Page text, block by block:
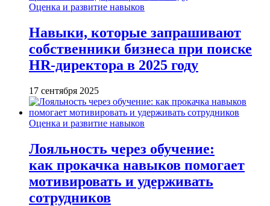
Оценка и развитие навыков
Навыки, которые запрашивают
собственники бизнеса при поиске
HR-директора в 2025 году
17 сентября 2025
Оценка и развитие навыков
Лояльность через обучение:
как прокачка навыков помогает
мотивировать и удерживать
сотрудников